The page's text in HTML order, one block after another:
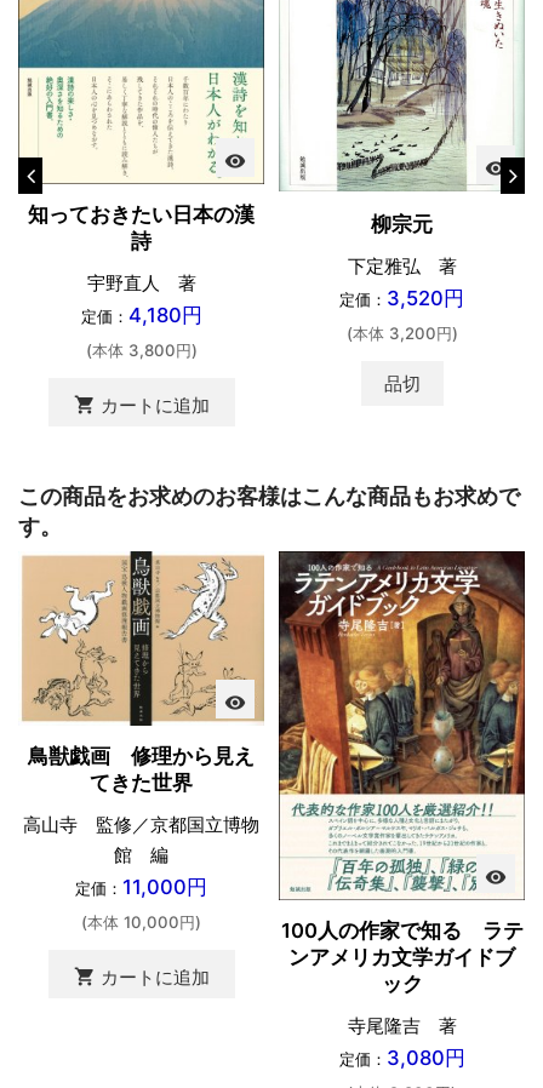
visibility
知っておきたい日本の漢
詩
宇野直人 著
定価： 4,180円
(本体 3,800円)
shopping_cart カートに追加
visibility
柳宗元
下定雅弘 著
定価： 3,520円
(本体 3,200円)
品切
この商品をお求めのお客様はこんな商品もお求めで
す。
visibility
鳥獣戯画 修理から見え
てきた世界
高山寺 監修／京都国立博物
館 編
定価： 11,000円
(本体 10,000円)
shopping_cart カートに追加
visibility
100人の作家で知る ラテ
ンアメリカ文学ガイドブ
ック
寺尾隆吉 著
定価： 3,080円